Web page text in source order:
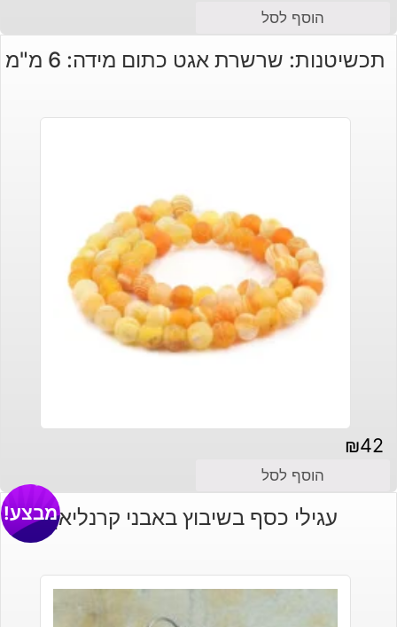
הוסף לסל
תכשיטנות: שרשרת אגט כתום מידה: 6 מ"מ
₪42
הוסף לסל
עגילי כסף בשיבוץ באבני קרנליאןמבצע!